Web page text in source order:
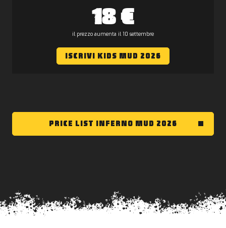
18 €
il prezzo aumenta il 10 settembre
ISCRIVI KIDS MUD 2026
PRICE LIST INFERNO MUD 2026